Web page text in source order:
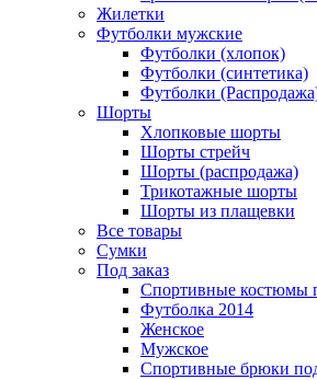
Жилетки
Футболки мужские
Футболки (хлопок)
Футболки (синтетика)
Футболки
Шорты
Хлопковые шорты
Шорты стрейч
Шорты (распродажа)
Трикотажные шорты
Шорты из плащевки
Все товары
Сумки
Под заказ
Спортивные костюмы
Футболка 2014
Женское
Мужское
Спортивные брюки под